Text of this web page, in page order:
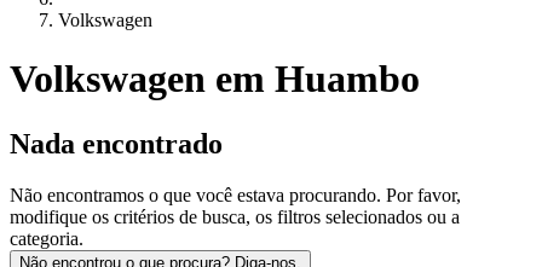
Volkswagen
Volkswagen em Huambo
Nada encontrado
Não encontramos o que você estava procurando. Por favor,
modifique os critérios de busca, os filtros selecionados ou a
categoria.
Não encontrou o que procura? Diga-nos.